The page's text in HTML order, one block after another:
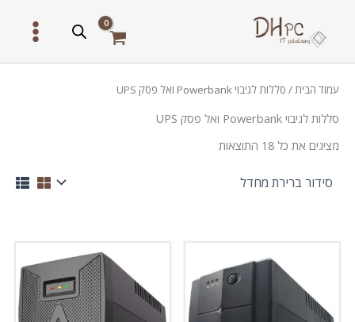
עמוד הבית/ סללות לגיבוי Powerbank ואל פסק UPS
סללות לגיבוי Powerbank ואל פסק UPS
מציגים את כל ⁦18⁩ התוצאות